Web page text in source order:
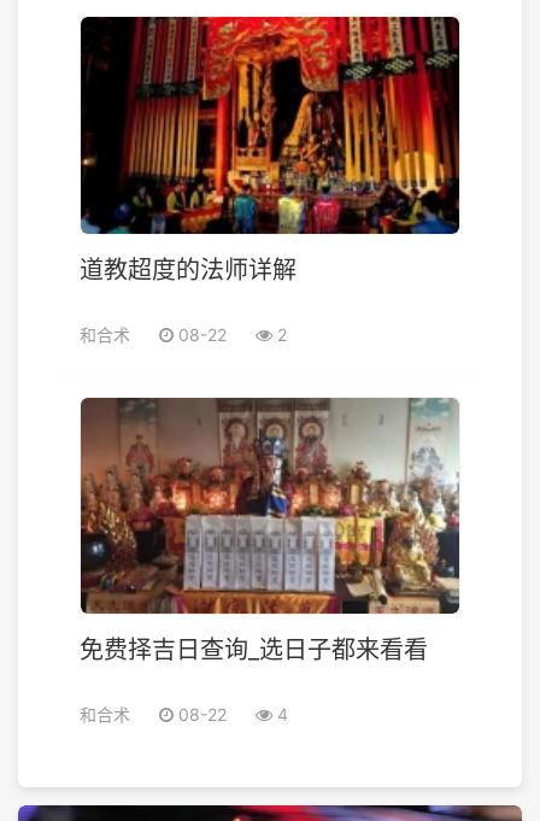
道教超度的法师详解
和合术 08-22 2
免费择吉日查询_选日子都来看看
和合术 08-22 4